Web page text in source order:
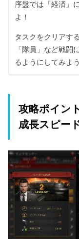
序盤では「経済」
よ！
タスクをクリアす
「隊員」など戦闘
るようにしてみよ
攻略ポイン
成長スピー